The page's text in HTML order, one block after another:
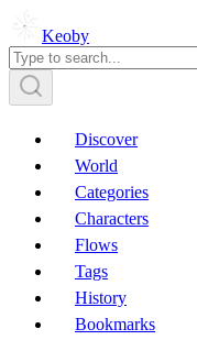
Keoby
Discover
World
Categories
Characters
Flows
Tags
History
Bookmarks